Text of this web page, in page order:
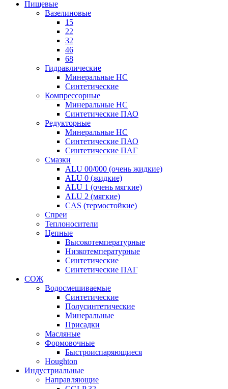
Пищевые
Вазелиновые
15
22
32
46
68
Гидравлические
Минеральные HC
Синтетические
Компрессорные
Минеральные HC
Синтетические ПАО
Редукторные
Минеральные HC
Синтетические ПАО
Синтетические ПАГ
Смазки
ALU 00/000 (очень жидкие)
ALU 0 (жидкие)
ALU 1 (очень мягкие)
ALU 2 (мягкие)
CAS (термостойкие)
Спреи
Теплоносители
Цепные
Высокотемпературные
Низкотемпературные
Синтетические
Синтетические ПАГ
СОЖ
Водосмешиваемые
Синтетические
Полусинтетические
Минеральные
Присадки
Масляные
Формовочные
Быстроиспаряющиеся
Houghton
Индустриальные
Направляющие